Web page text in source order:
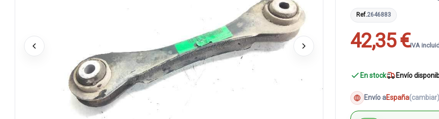
Ref.2646883
42,35 €IVA
En stock Envío
Envío aEspaña(cambiar)